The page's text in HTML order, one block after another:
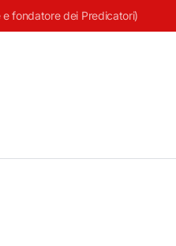
e fondatore dei Predicatori)